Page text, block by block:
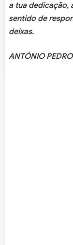
a tua dedicação,
sentido de
deixas.
ANTÓNIO